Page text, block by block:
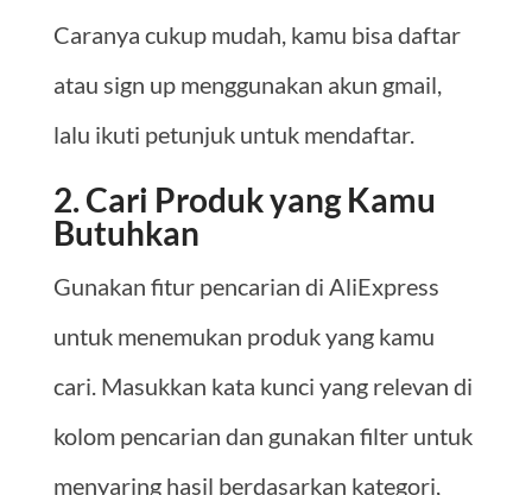
Caranya cukup mudah, kamu bisa daftar
atau sign up menggunakan akun gmail,
lalu ikuti petunjuk untuk mendaftar.
2. Cari Produk yang Kamu
Butuhkan
Gunakan fitur pencarian di AliExpress
untuk menemukan produk yang kamu
cari. Masukkan kata kunci yang relevan di
kolom pencarian dan gunakan filter untuk
menyaring hasil berdasarkan kategori,